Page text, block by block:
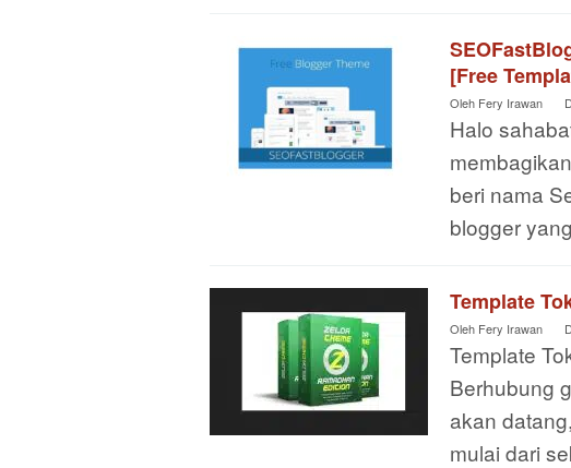
[Free
Oleh Fery Irawan
Halo
beri nama
blogger
Template
Oleh Fery Irawan
Template
Berhubung
akan
mulai dari